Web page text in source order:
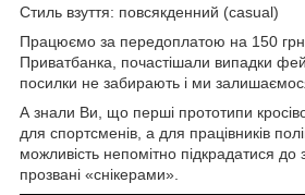
Стиль взуття: повсякденний (casual)
Працюємо за передоплатою на 150 грн
Приватбанка, почастішали випадки
посилки не забирають і ми
А знали Ви, що перші прототипи
для спортсменів, а для працівників
можливість непомітно підкрадатися
прозвані «снікерами».